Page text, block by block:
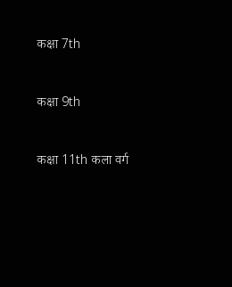
कक्षा 7th
कक्षा 9th
कक्षा 11th कला वर्ग